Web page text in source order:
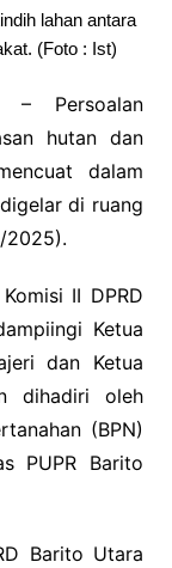
lahan antara
(Foto : Ist)
– Persoalan
hutan dan
dalam
di ruang
2025).
II DPRD
Ketua
dan Ketua
dihadiri oleh
(BPN)
PUPR Barito
Barito Utara